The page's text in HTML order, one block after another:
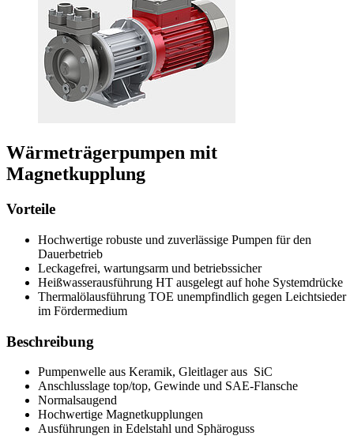
Wärmeträgerpumpen mit
Magnetkupplung
Vorteile
Hochwertige robuste und zuverlässige Pumpen für den
Dauerbetrieb
Leckagefrei, wartungsarm und betriebssicher
Heißwasserausführung HT ausgelegt auf hohe Systemdrücke
Thermalölausführung TOE unempfindlich gegen Leichtsieder
im Fördermedium
Beschreibung
Pumpenwelle aus Keramik, Gleitlager aus SiC
Anschlusslage top/top, Gewinde und SAE-Flansche
Normalsaugend
Hochwertige Magnetkupplungen
Ausführungen in Edelstahl und Sphäroguss